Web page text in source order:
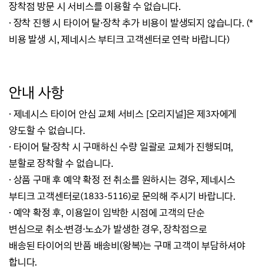
장착점 방문 시 서비스를 이용할 수 없습니다.
· 장착 진행 시 타이어 탈·장착 추가 비용이 발생되지 않습니다. (*
비용 발생 시, 제네시스 부티크 고객센터로 연락 바랍니다)
안내 사항
· 제네시스 타이어 안심 교체 서비스 [오리지널]은 제3자에게
양도할 수 없습니다.
· 타이어 탈·장착 시 구매하신 수량 일괄로 교체가 진행되며,
분할로 장착할 수 없습니다.
· 상품 구매 후 예약 확정 전 취소를 원하시는 경우, 제네시스
부티크 고객센터로(1833-5116)로 문의해 주시기 바랍니다.
· 예약 확정 후, 이용일이 임박한 시점에 고객의 단순
변심으로 취소·변경·노쇼가 발생한 경우,장착점으로
배송된 타이어의 반품 배송비(왕복)는 구매 고객이 부담하셔야
합니다.